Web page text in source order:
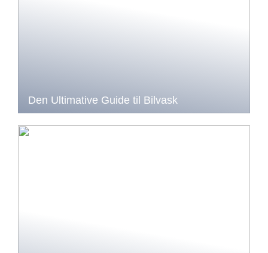
Den Ultimative Guide til Bilvask